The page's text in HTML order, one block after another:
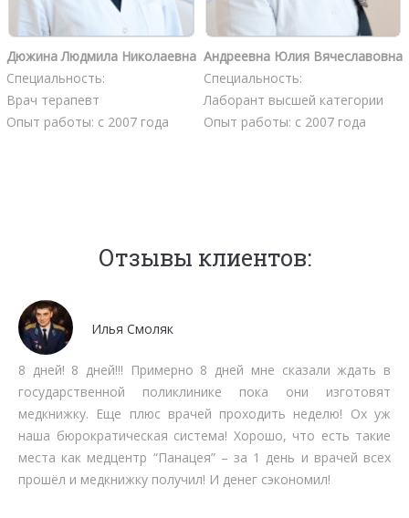
Дюжина Людмила Николаевна
Специальность:
Врач терапевт
Опыт работы: с 2007 года
Андреевна Юлия Вячеславовна
Специальность:
Лаборант высшей категории
Опыт работы: с 2007 года
Отзывы клиентов:
в
Ох уж
такие
всех
Мочалов Дмитрий
Мне как бизнесмену нет времени тратить на
очередях. Работают быстро, качественно,
срокам прохождения. Рекомендую.